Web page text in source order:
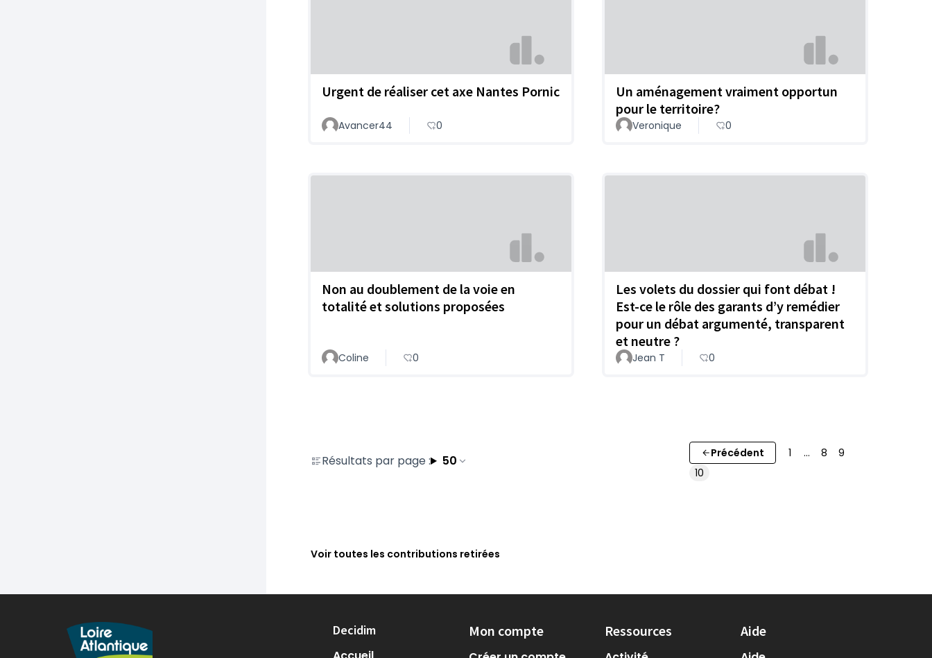
Urgent de réaliser cet axe Nantes Pornic
Avancer44 0
Un aménagement vraiment opportun
pour le territoire?
Veronique 0
Non au doublement de la voie en
totalité et solutions proposées
Coline 0
Les volets du dossier qui font débat !
Est-ce le rôle des garants d’y remédier
pour un débat argumenté, transparent
et neutre ?
Jean T 0
Résultats par page : 50 Précédent 1 … 8
9
10
Voir toutes les contributions retirées
Decidim
Mon compte Ressources Aide